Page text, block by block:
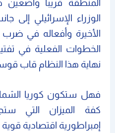
المنطقة قريبا
الوزراء الإسرائيلي إلى
الأخيرة وأفعاله في
الخطوات الفعلية في
نهاية هذا النظام قاب
فهل ستكون كوريا
كفة الميزان التي
إمبراطورية اقتصادية قوية